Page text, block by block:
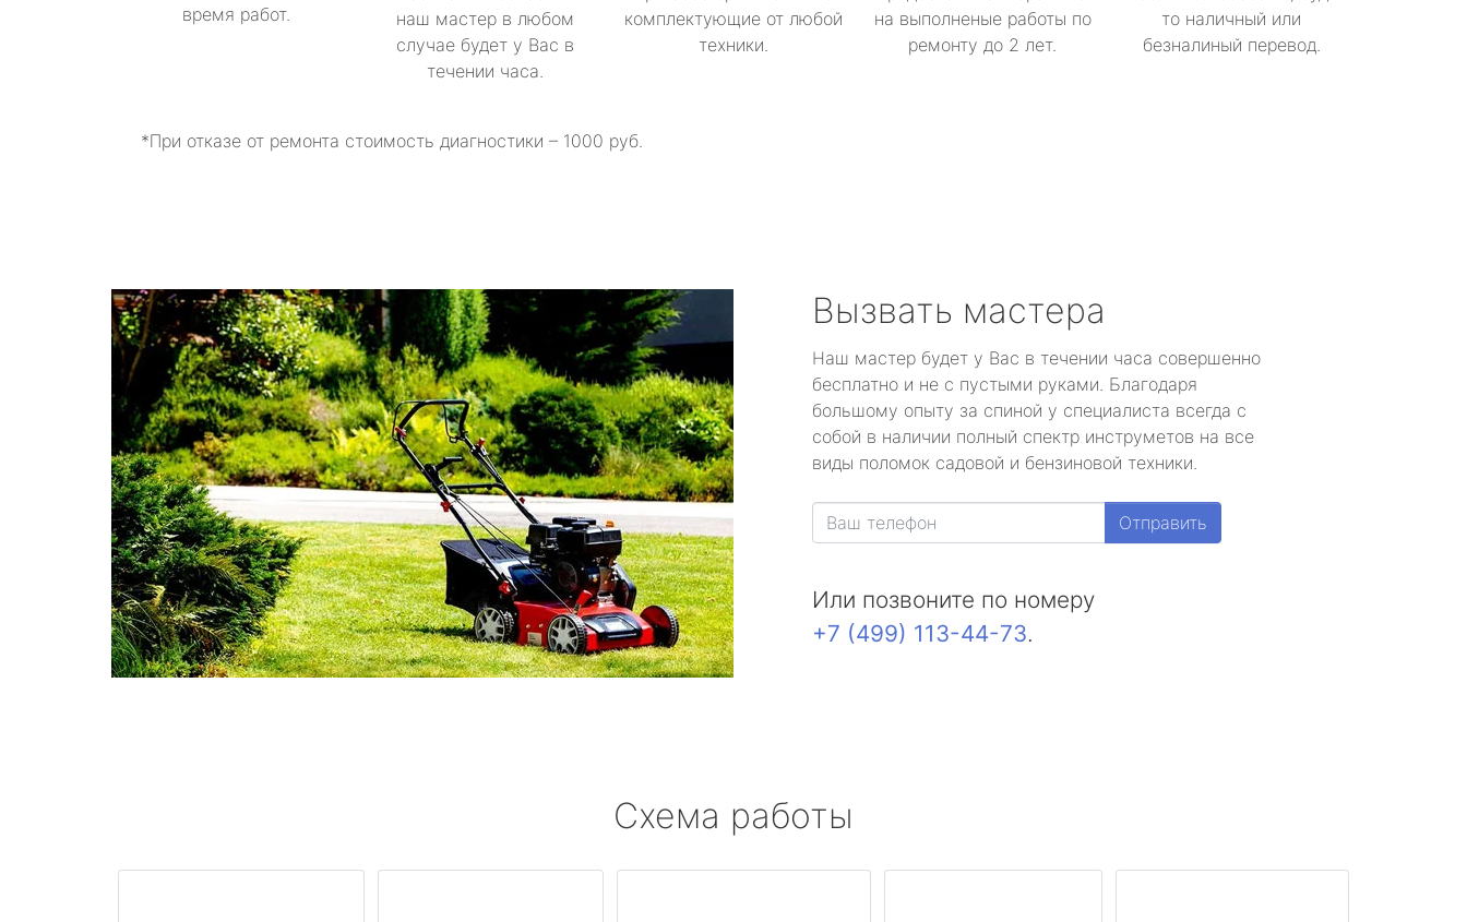
время работ.
наш мастер в любом
случае будет у Вас в
течении часа.
комплектующие от любой
техники.
на выполненые работы по
ремонту до 2 лет.
то наличный или
безналиный перевод.
*При отказе от ремонта стоимость диагностики – 1000 руб.
Вызвать мастера
Наш мастер будет у Вас в течении часа совершенно
бесплатно и не с пустыми руками. Благодаря
большому опыту за спиной у специалиста всегда с
собой в наличии полный спектр инструметов на все
виды поломок садовой и бензиновой техники.
Отправить
Или позвоните по номеру
+7 (499) 113-44-73.
Схема работы